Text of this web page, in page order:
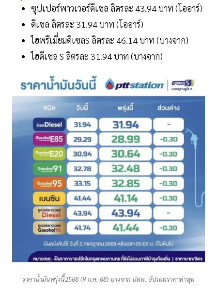
ซุปเปอร์พาวเวอร์ดีเซล ลิตรละ 43.94 บาท (โออาร์)
ดีเซล ลิตรละ 31.94 บาท (โออาร์)
ไฮพรีเมี่ยมดีเซลS ลิตรละ 46.14 บาท (บางจาก)
ไฮดีเซล S ลิตรละ 31.94 บาท (บางจาก)
ราคาน้ำมันพรุ่งนี้2568 (9 ก.ค. 68) บางจาก ปตท. อัปเดตราคาล่าสุด